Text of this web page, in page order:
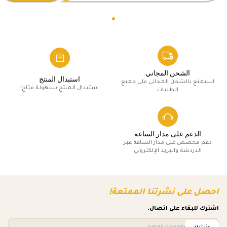
الشحن المجاني
استمتع بالشحن المجاني على جميع
الطلبات
استبدال المنتج
استبدال المنتج بسهولة متاح!
الدعم على مدار الساعة
دعم مخصص على مدار الساعة عبر
الدردشة والبريد الإلكتروني
احصل على نشرتنا الممتعة!
اشترك للبقاء على اتصال.